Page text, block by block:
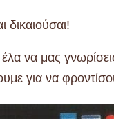
δικαιούσαι!
να μας
για να